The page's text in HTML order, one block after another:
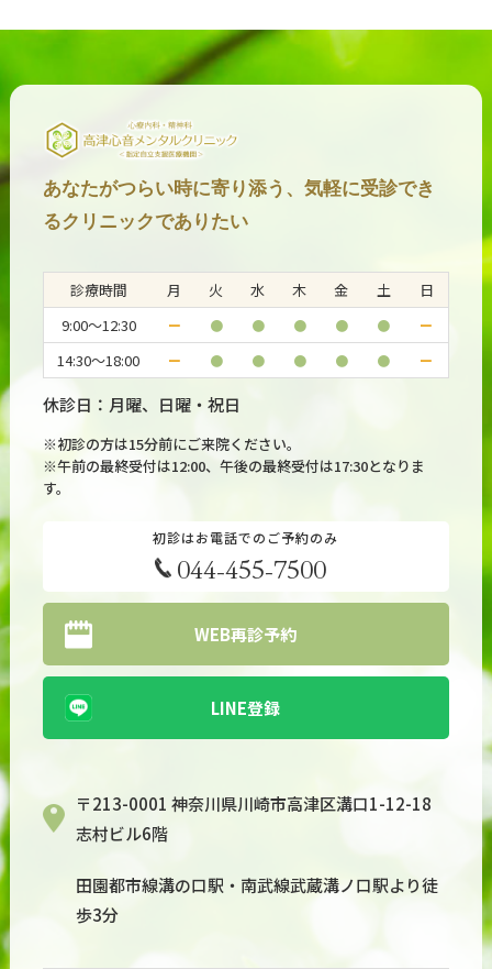
あなたがつらい時に寄り添う、気軽に受診でき
るクリニックでありたい
診療時間 月 火 水 木 金 土
日
9:00～12:30
ー ● ● ● ● ● ー
14:30～18:00 ー ● ● ● ● ● ー
休診日：月曜、日曜・祝日
※初診の方は15分前にご来院ください。
※午前の最終受付は12:00、午後の最終受付は17:30となりま
す。
初診はお電話でのご予約のみ
044-455-7500
WEB再診予約
LINE登録
〒213-0001 神奈川県川崎市高津区溝口1-12-18
志村ビル6階
田園都市線溝の口駅・南武線武蔵溝ノ口駅より徒
歩3分